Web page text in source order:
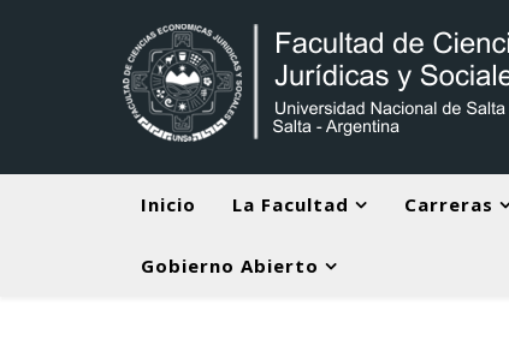
Inicio La Facultad Carreras
Gobierno Abierto